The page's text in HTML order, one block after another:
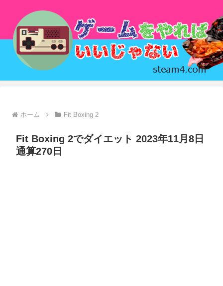
ホーム Fit Boxing 2
Fit Boxing 2でダイエット 2023年11月8日
通算270日